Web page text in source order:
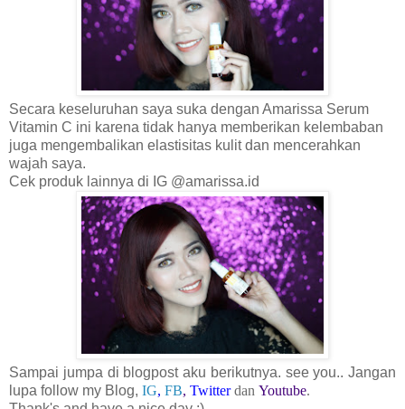
Secara keseluruhan saya suka dengan Amarissa Serum
Vitamin C ini karena tidak hanya memberikan kelembaban
juga mengembalikan elastisitas kulit dan mencerahkan
wajah saya.
Cek produk lainnya di IG @amarissa.id
Sampai jumpa di blogpost aku berikutnya. see you.. Jangan
lupa follow my Blog, IG, FB, Twitter dan Youtube.